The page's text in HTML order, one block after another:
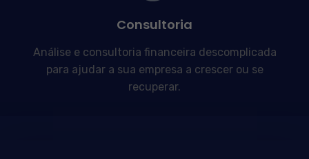
Consultoria
Análise e consultoria financeira descomplicada
para ajudar a sua empresa a crescer ou se
recuperar.